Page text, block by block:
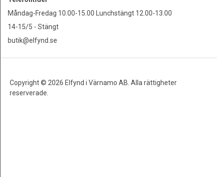
Måndag-Fredag 10.00-15.00 Lunchstängt 12.00-13.00
14-15/5 - Stängt
butik@elfynd.se
Copyright © 2026 Elfynd i Värnamo AB. Alla rättigheter
reserverade.